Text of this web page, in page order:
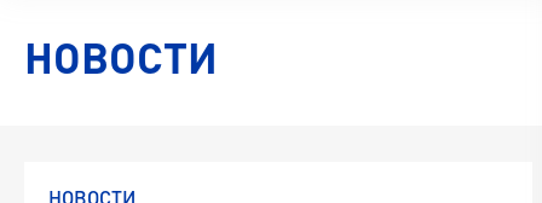
НОВОСТИ
НОВОСТИ